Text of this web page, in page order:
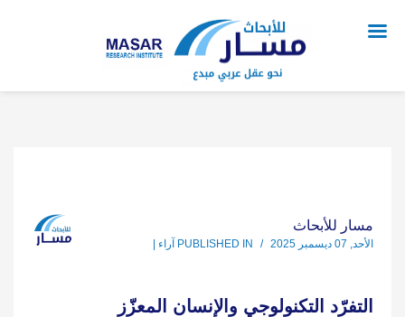
مسار للأبحاث
الأحد, 07 ديسمبر 2025 /
PUBLISHED IN آراء |
التفرّد التكنولوجي والإنسان المعزّز